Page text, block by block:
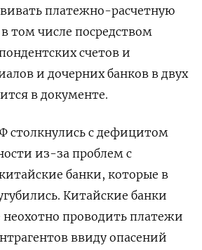
платежно-расчетную
том числе посредством
счетов и
и дочерних банков в двух
в документе.
столкнулись с дефицитом
из-за проблем с
банки, которые в
Китайские банки
неохотно проводить платежи
ввиду опасений